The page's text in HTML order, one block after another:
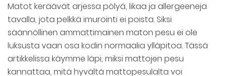
Matot keräävät arjessa pölyä, likaa ja allergeeneja
tavalla, jota pelkkä imurointi ei poista. Siksi
säännöllinen ammattimainen maton pesu ei ole
luksusta vaan osa kodin normaalia ylläpitoa. Tässä
artikkelissa käymme läpi, miksi mattojen pesu
kannattaa, mitä hyvältä mattopesulalta voi